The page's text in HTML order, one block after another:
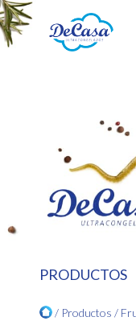
PRODUCTOS
/ Productos /